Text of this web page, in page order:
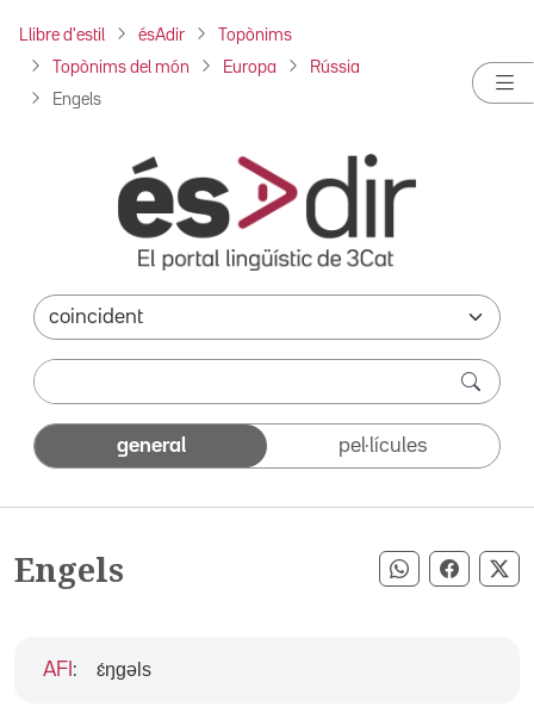
Llibre d'estil ésAdir Topònims
Topònims del món Europa Rússia
Engels
general pel·lícules
Engels Compartir
AFI : ɛ́ŋgəls